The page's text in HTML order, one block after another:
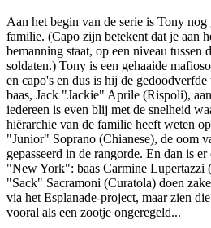
Aan het begin van de serie is Tony
familie. (Capo zijn betekent dat je aan
bemanning staat, op een niveau tussen
soldaten.) Tony is een gehaaide
en capo's en dus is hij de
baas, Jack "Jackie" Aprile (Rispoli),
iedereen is even blij met de snelheid
hiërarchie van de familie heeft weten
"Junior" Soprano (Chianese), de oom
gepasseerd in de rangorde. En dan is
"New York": baas Carmine Lupertazzi
"Sack" Sacramoni (Curatola) doen
via het Esplanade-project, maar zien
vooral als een zootje ongeregeld...